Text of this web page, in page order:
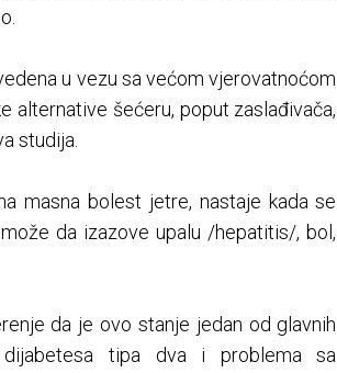
u vezu sa većom vjerovatnoćom
alternative šećeru, poput zaslađivača,
studija.
masna bolest jetre, nastaje kada se
da izazove upalu /hepatitis/, bol,
da je ovo stanje jedan od glavnih
dijabetesa tipa dva i problema sa